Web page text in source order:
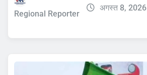
Regional Reporter
अगस्त 8, 2026